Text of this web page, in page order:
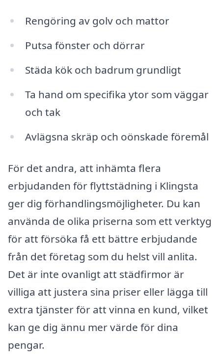
Rengöring av golv och mattor
Putsa fönster och dörrar
Städa kök och badrum grundligt
Ta hand om specifika ytor som väggar
och tak
Avlägsna skräp och oönskade föremål
För det andra, att inhämta flera
erbjudanden för flyttstädning i Klingsta
ger dig förhandlingsmöjligheter. Du kan
använda de olika priserna som ett verktyg
för att försöka få ett bättre erbjudande
från det företag som du helst vill anlita.
Det är inte ovanligt att städfirmor är
villiga att justera sina priser eller lägga till
extra tjänster för att vinna en kund, vilket
kan ge dig ännu mer värde för dina
pengar.